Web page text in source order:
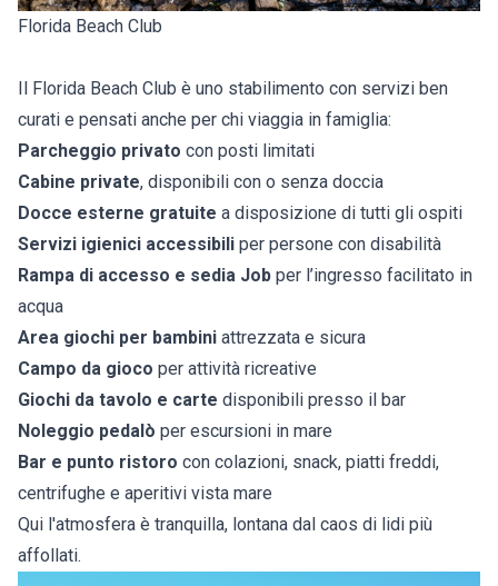
Florida Beach Club
Il Florida Beach Club è uno stabilimento con servizi ben
curati e pensati anche per chi viaggia in famiglia:
Parcheggio privato con posti limitati
Cabine private, disponibili con o senza doccia
Docce esterne gratuite a disposizione di tutti gli ospiti
Servizi igienici accessibili per persone con disabilità
Rampa di accesso e sedia Job per l’ingresso facilitato in
acqua
Area giochi per bambini attrezzata e sicura
Campo da gioco per attività ricreative
Giochi da tavolo e carte disponibili presso il bar
Noleggio pedalò per escursioni in mare
Bar e punto ristoro con colazioni, snack, piatti freddi,
centrifughe e aperitivi vista mare
Qui l'atmosfera è tranquilla, lontana dal caos di lidi più
affollati.